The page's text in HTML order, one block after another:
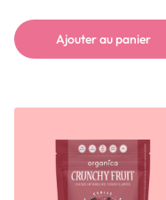
Ajouter au panier